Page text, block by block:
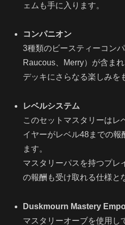
ェムも手に入ります。
コンパニオン
3種類のビースティーコン
Raucous、Merry）が含ま
デッキにさらなる楽しみを
レベルシステム
このセットマスタリーはレ
イヤーがレベル48までの報
ます。
マスタリーパスを持つプレ
の報酬も受け取れる仕様と
Duskmourn Mastery
マスタリーオーブを使用し